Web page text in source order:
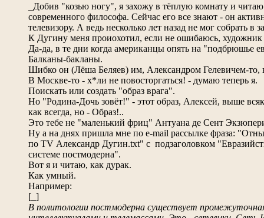
_Добив "козью ногу", я захожу в тёплую комнату и читаю
современного философа. Сейчас его все знают - он
телевизору. А ведь несколько лет назад не мог собрать в
К Дугину меня проиохотил, если не ошибаюсь, художник
Да-да, в те дни когда американцы опять на "подбрюшье
Балканы-бакланы.
Шибко он (Лёша Беляев) им, Александром Гелевичем-то,
В Москве-то - х*ли не повосторгаться! - думаю теперь я.
Поискать или создать "образ врага".
Но "Родина-Дочь зовёт!" - этот образ, Алексей, выше
как всегда, но - Образ!..
Это тебе не "маленький фриц" Антуана де Сент
Ну а на днях пришла мне по e-mail рассылке фраза:
по TV Александр Дугин.txt" с подзаголовком
системе постмодерна".
Вот я и читаю, как дурак.
Как умный.
Например:
[_]
В политологии постмодерна существует